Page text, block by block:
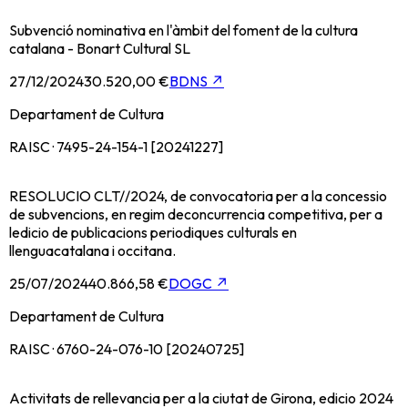
Subvenció nominativa en l'àmbit del foment de la cultura
catalana - Bonart Cultural SL
27/12/202430.520,00 €BDNS ↗
Departament de Cultura
RAISC · 7495-24-154-1 [20241227]
RESOLUCIO CLT//2024, de convocatoria per a la concessio
de subvencions, en regim deconcurrencia competitiva, per a
ledicio de publicacions periodiques culturals en
llenguacatalana i occitana.
25/07/202440.866,58 €DOGC ↗
Departament de Cultura
RAISC · 6760-24-076-10 [20240725]
Activitats de rellevancia per a la ciutat de Girona, edicio 2024